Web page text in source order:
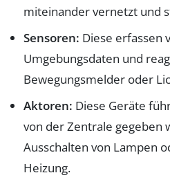
miteinander vernetzt und
Sensoren: Diese erfassen
Umgebungsdaten und
Bewegungsmelder oder
Aktoren: Diese Geräte
von der Zentrale gegeben
Ausschalten von Lampen
Heizung.